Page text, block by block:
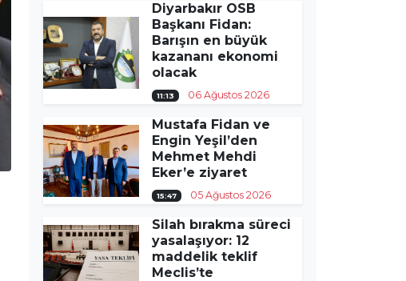
Diyarbakır OSB
Başkanı Fidan:
Barışın en büyük
kazananı ekonomi
olacak
11:13 06 Ağustos 2026
Mustafa Fidan ve
Engin Yeşil’den
Mehmet Mehdi
Eker’e ziyaret
15:47 05 Ağustos 2026
Silah bırakma süreci
yasalaşıyor: 12
maddelik teklif
Meclis’te